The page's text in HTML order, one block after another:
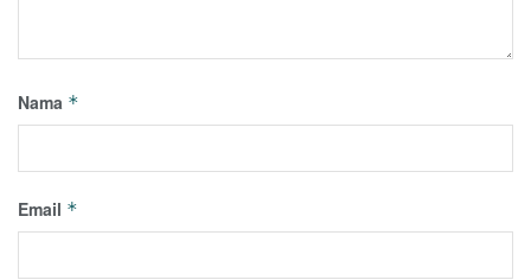
Nama *
Email *